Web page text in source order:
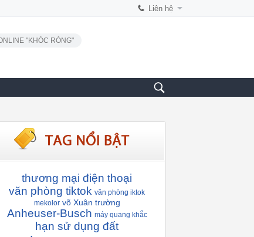
Liên hệ
"KHÓC RÒNG"
thương mại điện thoại
văn phòng tiktok văn phòng iktok
mekolor võ Xuân trường
Anheuser-Busch máy quang khắc
hạn sử dụng đất